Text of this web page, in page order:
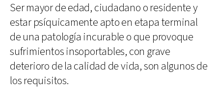
Ser mayor de edad, ciudadano o residente y
estar psíquicamente apto en etapa terminal
de una patología incurable o que provoque
sufrimientos insoportables, con grave
deterioro de la calidad de vida, son algunos de
los requisitos.